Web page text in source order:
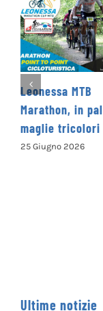
la Pro Loco
Salto
opuscolo